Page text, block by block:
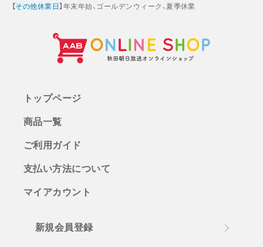
【その他休業日 】年末年始、ゴールデンウィーク、夏季休業
トップページ
商品一覧
ご利用ガイド
支払い方法について
マイアカウント
新規会員登録